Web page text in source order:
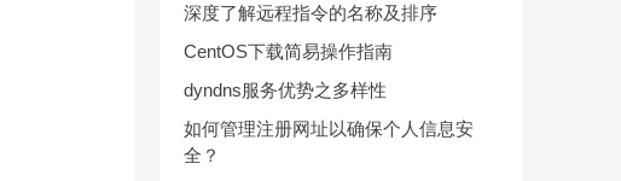
深度了解远程指令的名称及排序
CentOS下载简易操作指南
dyndns服务优势之多样性
如何管理注册网址以确保个人信息安
全？